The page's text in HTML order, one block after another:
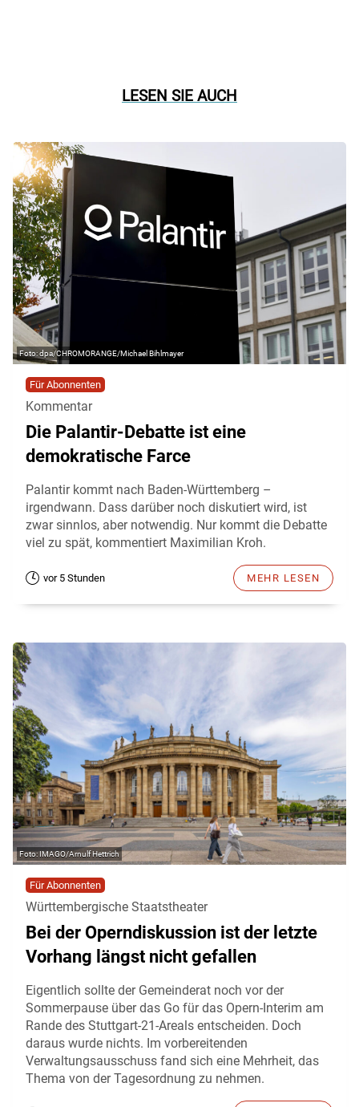
LESEN SIE AUCH
dpa/CHROMORANGE/Michael Bihlmayer
Für Abonnenten
Kommentar
Die Palantir-Debatte ist eine
demokratische Farce
Palantir kommt nach Baden-Württemberg –
irgendwann. Dass darüber noch diskutiert wird, ist
zwar sinnlos, aber notwendig. Nur kommt die Debatte
viel zu spät, kommentiert Maximilian Kroh.
vor 5 Stunden MEHR LESEN
IMAGO/Arnulf Hettrich
Für Abonnenten
Württembergische Staatstheater
Bei der Operndiskussion ist der letzte
Vorhang längst nicht gefallen
Eigentlich sollte der Gemeinderat noch vor der
Sommerpause über das Go für das Opern-Interim am
Rande des Stuttgart-21-Areals entscheiden. Doch
daraus wurde nichts. Im vorbereitenden
Verwaltungsausschuss fand sich eine Mehrheit, das
Thema von der Tagesordnung zu nehmen.